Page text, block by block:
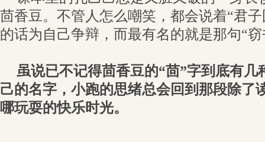
茴香豆。不管人怎么嘲笑，都会说着“君
的话为自己争辩，而最有名的就是那句“
虽说已不记得茴香豆的“茴”字到底有几
己的名字，小跑的思绪总会回到那段除了
哪玩耍的快乐时光。